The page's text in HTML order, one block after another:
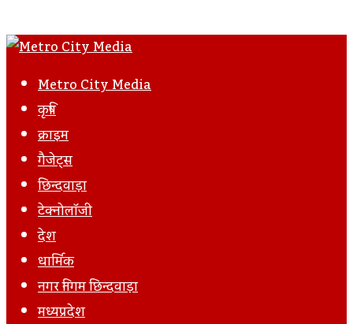
Metro City Media
कृषि
क्राइम
गैजेट्स
छिन्दवाड़ा
टेक्नोलॉजी
देश
धार्मिक
नगर निगम छिन्दवाड़ा
मध्यप्रदेश